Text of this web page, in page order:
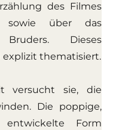
des Filmes
sowie über das
Dieses
explizit thematisiert.
versucht sie, die
Die poppige,
entwickelte Form